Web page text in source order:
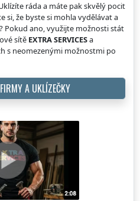
ráda a máte pak skvělý pocit
si, že byste si mohla vydělávat a
Pokud ano, využijte možnosti stát
sítě EXTRA SERVICESa
s neomezenými možnostmi po
A UKLÍZEČKY